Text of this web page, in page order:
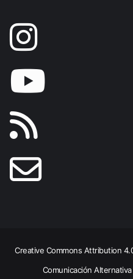
Creative Commons Attribution
Comunicación